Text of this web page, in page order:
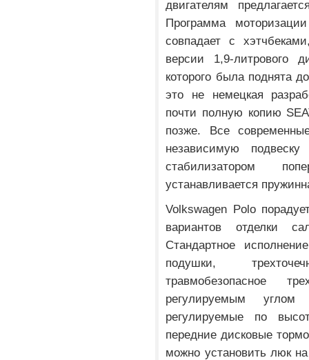
двигателям
Программа
совпадает с
версии 1,9-литрового
которого была поднята
это не немецкая
почти полную копию
позже. Все
независимую
стабилизатором
устанавливается
Volkswagen Polo
вариантов отделки
Стандартное
подушки,
травмобезопасное
регулируемым углом
регулируемые по
передние дисковые
можно установить люк